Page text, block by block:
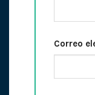
Correo